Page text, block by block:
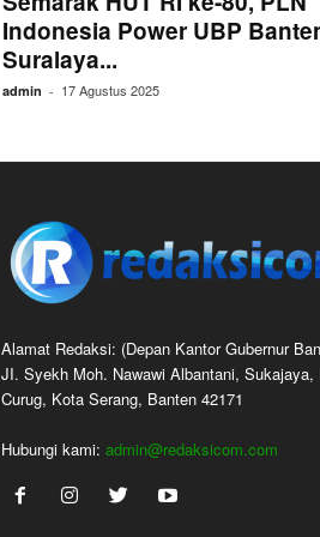
Indonesia Power UBP
Suralaya...
admin - 17 Agustus 2025
Alamat Redaksi: (Depan Kantor Gubernur
JI. Syekh Moh. Nawawi Albantani, Sukajaya,
Curug, Kota Serang, Banten 42171
Hubungi kami: admin@redaksicom.com